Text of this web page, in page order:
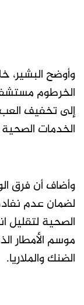
وأوضح البشير،
الخرطوم
إلى تخفيف
الخدمات
وأضاف أن فرق
لضمان عدم
الصحية لتقليل
موسم الأمطار
الضنك والملاريا.